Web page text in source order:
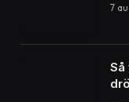
7
Så